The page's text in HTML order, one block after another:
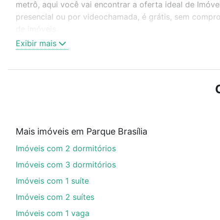
metrô, aqui você vai encontrar a oferta ideal de
presencial ou por videochamada, é grátis, sem
Como escolher um imóvel?
Use barra de busca no topo para pesquisar por
ou sem vaga de garagem para combinar
Imóveis com 3 banheiros à venda em Parque
Aqui na Loft temos a oferta ideal para você, com
opções de financiamento imobiliário as parcelas
veja em nosso portal quanto custa comprar um
Exibir mais
Mais imóveis em Parque Brasília
Imóveis com 2 dormitórios
Imóveis com 3 dormitórios
Imóveis com 1 suíte
Imóveis com 2 suítes
Imóveis com 1 vaga